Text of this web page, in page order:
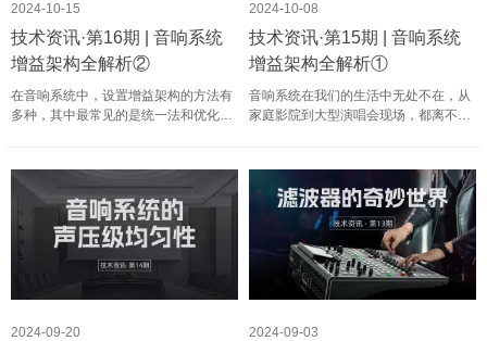
2024-10-15
技术资讯·第16期 | 音响系统
增益架构全解析②
在音响系统中，设置增益架构的方法有
多种，其中最常见的是统一法和优化
统一放大。在这种方法中，输出电压等
于输入电压，通过调整各个设备……
2024-10-08
技术资讯·第15期 | 音响系统
增益架构全解析①
音响系统在我们的生活中无处不在，从
家庭影院到大型演唱会现场，都离不开
一。 技术资讯·第15期 | 音响系统增益
架构全解析① 73 音响……
2024-09-20 2024-09-03